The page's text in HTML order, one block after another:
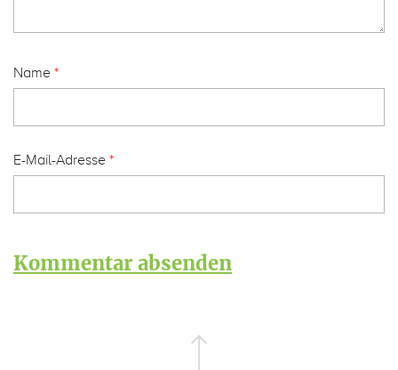
Name *
E-Mail-Adresse *